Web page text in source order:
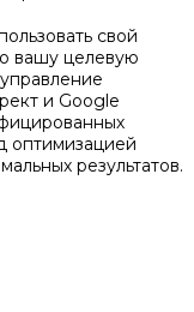
свой
вашу целевую
и Google
оптимизацией
результатов.